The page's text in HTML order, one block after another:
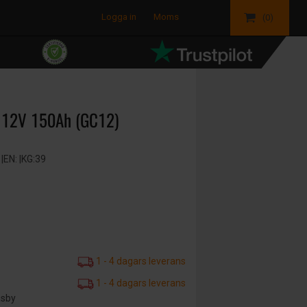
Logga in Moms (0)
150Ah (GC12)
|KG:39
1 - 4 dagars leverans
1 - 4 dagars leverans